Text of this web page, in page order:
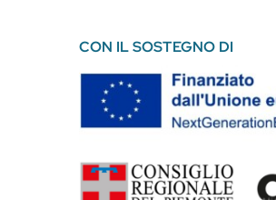
CON IL SOSTEGNO DI